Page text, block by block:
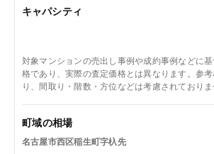
キャパシティ
対象マンションの売出し事例や成約事例などに
格であり、実際の査定価格とは異なります。参
り、間取り・階数・方位などは考慮されておりま
町域の相場
名古屋市西区稲生町字杁先